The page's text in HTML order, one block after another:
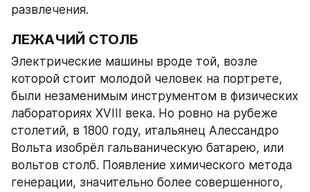
развлечения.
ЛЕЖАЧИЙ СТОЛБ
Электрические машины вроде той, возле
которой стоит молодой человек на портрете,
были незаменимым инструментом в физических
лабораториях XVIII века. Но ровно на рубеже
столетий, в 1800 году, итальянец Алессандро
Вольта изобрёл гальваническую батарею, или
вольтов столб. Появление химического метода
генерации, значительно более совершенного,